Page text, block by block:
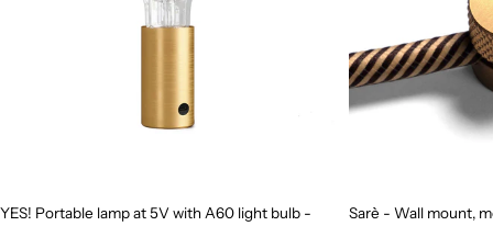
YES! Portable lamp at 5V with A60 light bulb -
Sarè - Wall mount,